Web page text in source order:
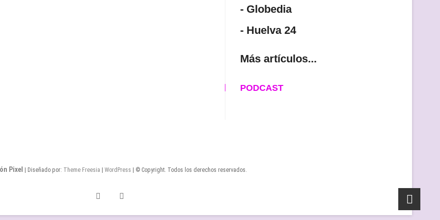
- Globedia
- Huelva 24
Más artículos...
PODCAST
Pixel | Diseñado por: Theme Freesia WordPress | © Copyright. Todos los derechos reservados.
Twitter